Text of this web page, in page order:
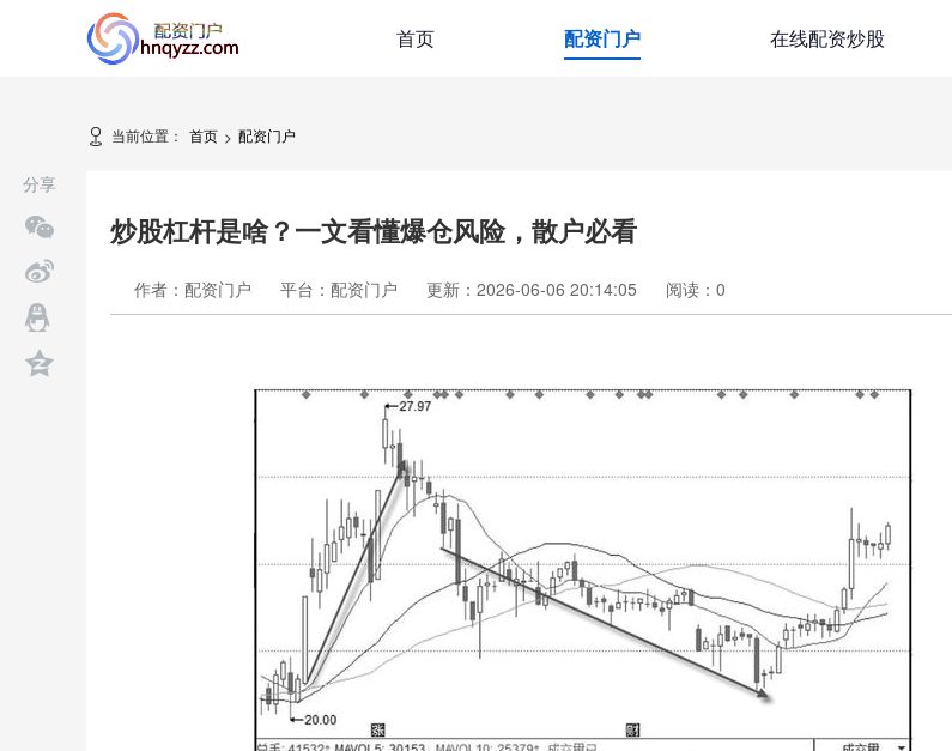
首页 配资门户 在线配资炒股
当前位置： 首页 > 配资门户
炒股杠杆是啥？一文看懂爆仓风险，散户必看
作者：配资门户 平台：配资门户 更新：2026-06-06 20:14:05 阅读： 0
分享